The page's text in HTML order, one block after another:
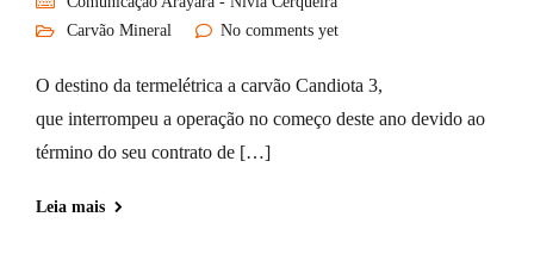
Carvão Mineral
No comments yet
O destino da termelétrica a carvão Candiota 3,
que interrompeu a operação no começo deste ano devido ao
término do seu contrato de […]
Leia mais